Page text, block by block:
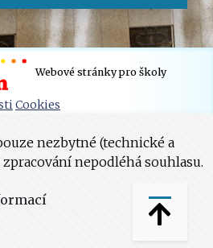
Webové stránky pro školy
Cookies
nezbytné (technické a
nepodléhá souhlasu.